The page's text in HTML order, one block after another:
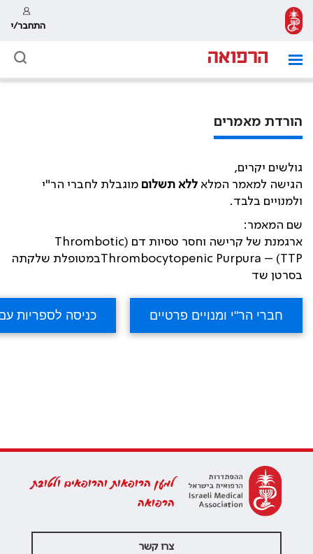
התחבר/י
הורדת מאמרים
גולשים יקרים,
הגישה למאמר המלא ללא תשלום מוגבלת לחברי הר"י
ולמנויים בלבד.
שם המאמר:
ארגמנת של קרישה וחסר טסיות דם (Thrombotic
Thrombocytopenic Purpura – (TTPבמטופלת שלקתה
בסרטן שד
למען הרופאות והרופאים ולטובת
הרפואה
צרו קשר